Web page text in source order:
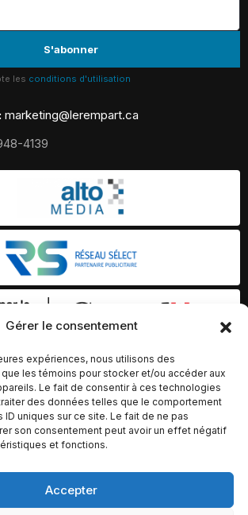
Gérer le consentement
expériences, nous utilisons des
les témoins pour stocker et/ou accéder aux
Le fait de consentir à ces technologies
des données telles que le comportement
ID uniques sur ce site. Le fait de ne pas
son consentement peut avoir un effet négatif
et fonctions.
Accepter
les conditions d'utilisation
marketing@lerempart.ca
4139
Altomédia Inc |
conçu et développé par Chameleon Ideas